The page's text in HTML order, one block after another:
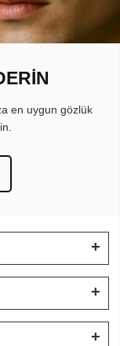
en uygun gözlük